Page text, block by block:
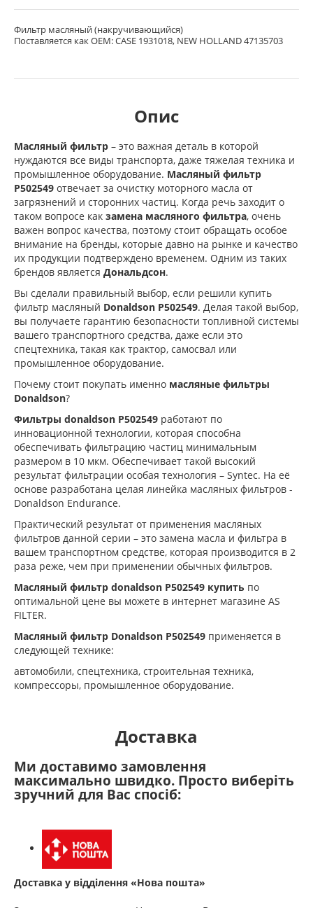
Фильтр масляный (накручивающийся)
Поставляется как OEM: CASE 1931018, NEW HOLLAND 47135703
Опис
Масляный фильтр – это важная деталь в которой
нуждаются все виды транспорта, даже тяжелая техника и
промышленное оборудование. Масляный фильтр
P502549 отвечает за очистку моторного масла от
загрязнений и сторонних частиц. Когда речь заходит о
таком вопросе как замена масляного фильтра, очень
важен вопрос качества, поэтому стоит обращать особое
внимание на бренды, которые давно на рынке и качество
их продукции подтверждено временем. Одним из таких
брендов является Дональдсон.
Вы сделали правильный выбор, если решили купить
фильтр масляный Donaldson P502549. Делая такой выбор,
вы получаете гарантию безопасности топливной системы
вашего транспортного средства, даже если это
спецтехника, такая как трактор, самосвал или
промышленное оборудование.
Почему стоит покупать именно масляные фильтры
Donaldson?
Фильтры donaldson P502549 работают по
инновационной технологии, которая способна
обеспечивать фильтрацию частиц минимальным
размером в 10 мкм. Обеспечивает такой высокий
результат фильтрации особая технология – Syntec. На её
основе разработана целая линейка масляных фильтров -
Donaldson Endurance.
Практический результат от применения масляных
фильтров данной серии – это замена масла и фильтра в
вашем транспортном средстве, которая производится в 2
раза реже, чем при применении обычных фильтров.
Масляный фильтр donaldson P502549 купить по
оптимальной цене вы можете в интернет магазине AS
FILTER.
Масляный фильтр Donaldson P502549 применяется в
следующей технике:
автомобили, cпецтехника, cтроительная техника,
компрессоры, промышленное оборудование.
Доставка
Ми доставимо замовлення
максимально швидко. Просто виберіть
зручний для Вас спосіб:
Доставка у відділення «Нова пошта»